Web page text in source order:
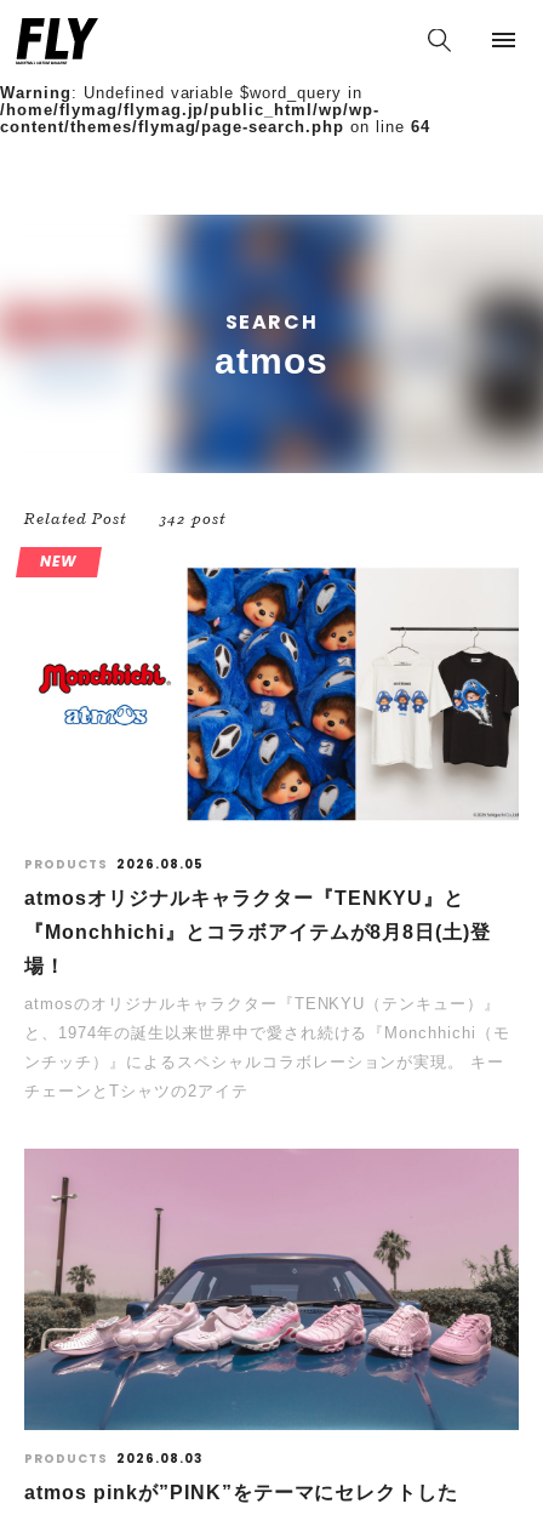
Warning: Undefined variable $words in
/home/flymag/flymag.jp/public_html/wp/wp-
content/themes/flymag/page-search.php
Warning : Undefined variable $word_query in
/home/flymag/flymag.jp/public_html/wp/wp-
content/themes/flymag/page-search.php on line 64
SEARCH
atmos
Related Post 342 post
NEW
PRODUCTS 2026.08.05
atmosオリジナルキャラクター『TENKYU』と
『Monchhichi』とコラボアイテムが8月8日(土)登
場！
atmosのオリジナルキャラクター『TENKYU（テンキュー）』
と、1974年の誕生以来世界中で愛され続ける『Monchhichi（モ
ンチッチ）』によるスペシャルコラボレーションが実現。 キー
チェーンとTシャツの2アイテ
PRODUCTS 2026.08.03
atmos pinkが”PINK”をテーマにセレクトした